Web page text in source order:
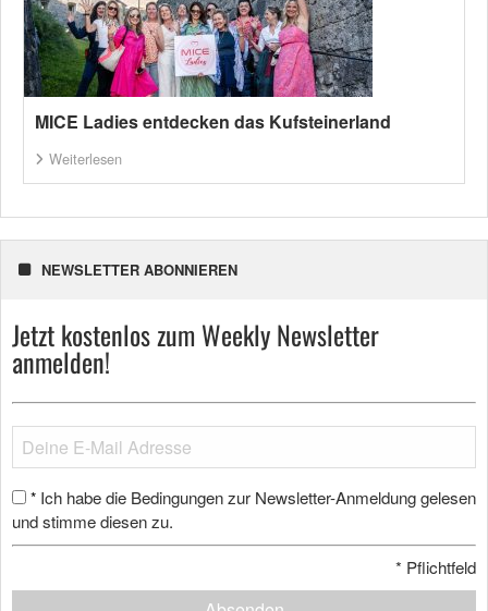
MICE Ladies entdecken das Kufsteinerland
Weiterlesen
NEWSLETTER ABONNIEREN
Jetzt kostenlos zum Weekly Newsletter
anmelden!
* Ich habe die Bedingungen zur Newsletter-Anmeldung gelesen
und stimme diesen zu.
* Pflichtfeld